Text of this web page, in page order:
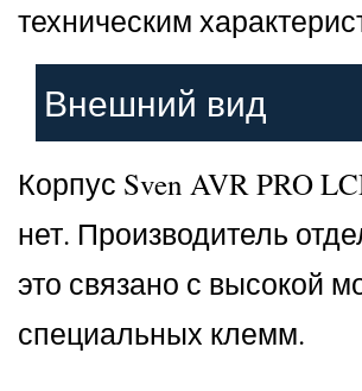
техническим
Внешний вид
Корпус Sven AVR PRO
нет. Производитель
это связано с высокой
специальных клемм.